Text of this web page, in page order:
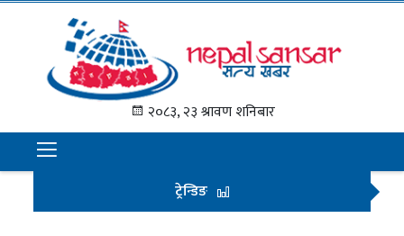
२०८३, २३ श्रावण शनिबार
समाचार
राजनीति
अन्तराष्ट्रिय
ट्रेन्डिङ